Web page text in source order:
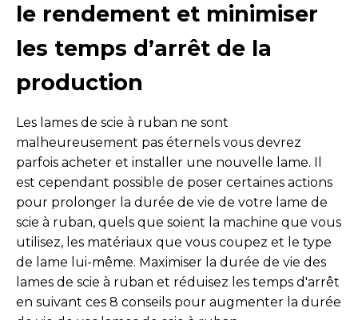
le rendement et minimiser
les temps d’arrêt de la
production
Les lames de scie à ruban ne sont
malheureusement pas éternels vous devrez
parfois acheter et installer une nouvelle lame. Il
est cependant possible de poser certaines actions
pour prolonger la durée de vie de votre lame de
scie à ruban, quels que soient la machine que vous
utilisez, les matériaux que vous coupez et le type
de lame lui-même. Maximiser la durée de vie des
lames de scie à ruban et réduisez les temps d'arrêt
en suivant ces 8 conseils pour augmenter la durée